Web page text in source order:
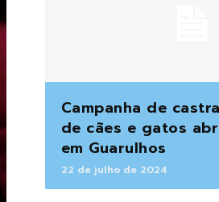
Campanha de
de cães e gatos
em Guarulhos
22 de julho de 2024